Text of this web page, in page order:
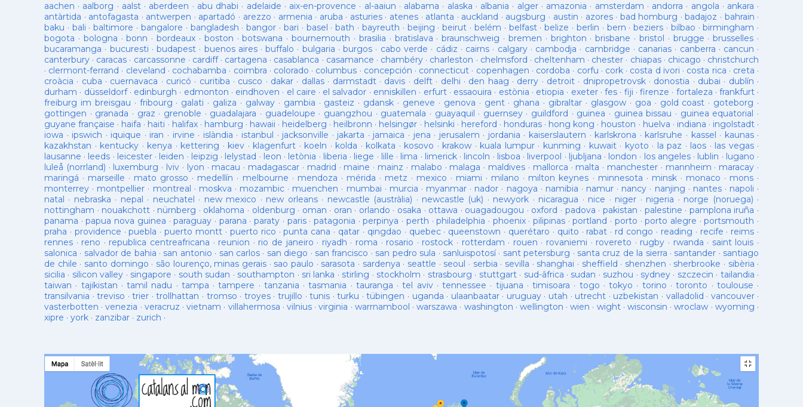
aachen · aalborg · aalst· aberdeen · abu dhabi · adelaide · aix-en-provence · al-aaiun · alabama · alaska · albania · alger· amazonia · amsterdam · andorra · angola · ankara ·
antàrtida · antofagasta · antwerpen · apartadó · arezzo · armenia · aruba · asturies· atenes · atlanta · auckland · augsburg · austin · azores· bad homburg ·badajoz · bahrain ·
baku · bali ·baltimore · bangalore · bangladesh ·bangor · bari · basel ·bath · bayreuth · beijing ·beirut · belém · belfast·belize · berlin · bern ·beziers · bilbao ·birmingham ·
bogota · bologna ·bonn ·bordeaux · boston ·botswana ·bournemouth · brasilia · bratislava ·braunschweig · bremen · brighton ·brisbane · bristol · brugge ·brusselles ·
bucaramanga · bucuresti · budapest · buenos aires·buffalo · bulgaria ·burgos · cabo verde · cádiz · cairns · calgary· cambodja · cambridge · canarias · canberra · cancun ·
canterbury · caracas · carcassonne · cardiff· cartagena · casablanca · casamance · chambéry · charleston · chelmsford · cheltenham · chester · chiapas· chicago · christchurch
· clermont-ferrand · cleveland · cochabamba · coimbra · colorado · columbus · concepción · connecticut · copenhagen · cordoba · corfu · cork · costa d ivori · costa rica · creta ·
croàcia · cuba · cuernavaca · curicó · curitiba · cusco · dakar · dallas· darmstadt· davis · delft· delhi · den haag · derry · detroit· dnipropetrovsk· donostia · dubai · dublín ·
durham · düsseldorf· edinburgh · edmonton · eindhoven · el caire · el salvador · enniskillen · erfurt· essaouira · estònia · etiopia · exeter· fes · fiji · firenze · fortaleza · frankfurt ·
freiburg im breisgau · fribourg · galati · galiza · galway· gambia · gasteiz · gdansk · geneve · genova · gent· ghana · gibraltar · glasgow· goa · gold coast · goteborg ·
gottingen · granada · graz · grenoble · guadalajara · guadeloupe · guangzhou · guatemala · guayaquil · guernsey· guildford · guinea · guinea bissau · guinea equatorial ·
guyane française · haifa · haiti · halifax· hamburg · hawaii · heidelberg · heilbronn · helsingør · helsinki · hereford · honduras· hong kong · houston · huelva · indiana · ingolstadt·
iowa · ipswich · iquique · iran · irvine · islàndia · istanbul · jacksonville · jakarta · jamaica · jena · jerusalem · jordania · kaiserslautern · karlskrona · karlsruhe · kassel · kaunas·
kazakhstan · kentucky · kenya · kettering · kiev · klagenfurt · koeln · kolda · kolkata · kosovo · krakow · kuala lumpur· kunming · kuwait· kyoto · la paz · laos · las vegas·
lausanne · leeds · leicester· leiden · leipzig · lelystad · leon · letònia · liberia · liege · lille · lima · limerick· lincoln · lisboa · liverpool · ljubljana · london · los angeles· lublin · lugano ·
luleå (norrland) · luxemburg · lviv · lyon · macau · madagascar · madrid · maine · mainz · malabo · malaga · maldives · mallorca · malta · manchester · mannheim · maracay ·
maringá · marseille · mato grosso · medellín · melbourne · mendoza · mérida · metz · mexico · miami · milano · milton keynes · minnesota · minsk· monaco · mons ·
monterrey · montpellier · montreal · moskva · mozambic · muenchen · mumbai · murcia · myanmar · nador · nagoya · namibia · namur · nancy · nanjing · nantes· napoli ·
natal · nebraska · nepal · neuchatel · new mexico · new orleans· newcastle (austràlia) · newcastle (uk) · newyork · nicaragua · nice · niger · nigeria · norge (noruega) ·
nottingham · nouakchott · nürnberg · oklahoma · oldenburg · oman · oran · orlando · osaka · ottawa · ouagadougou · oxford · padova · pakistan · palestine · pamplona iruña ·
panama ·papua nova guinea ·paraguay · parana ·paraty · paris· patagonia ·perpinya · perth ·philadelphia · phoenix·pilipinas ·portland · porto ·porto alegre ·portsmouth ·
praha · providence ·puebla ·puerto montt · puerto rico ·punta cana · qatar · qingdao · quebec· queenstown · querétaro · quito · rabat · rd congo · reading · recife · reims ·
rennes · reno · republica centreafricana · reunion · rio de janeiro · riyadh · roma · rosario · rostock · rotterdam · rouen · rovaniemi · rovereto · rugby · rwanda · saint louis ·
salonica · salvador de bahia · san antonio · san carlos · san diego · san francisco · san pedro sula · sanluispotosí· sant petersburg · santa cruz de la sierra · santander · santiago
de chile · santo domingo · são lourenço, minas gerais· sao paulo · sarasota · sardenya · seattle · seoul · serbia · sevilla · shanghai · sheffield · shenzhen · sherbrooke · sibèria ·
sicilia · silicon valley · singapore · south sudan · southampton · sri lanka · stirling · stockholm · strasbourg · stuttgart· sud-âfrica · sudan · suzhou · sydney · szczecin · tailandia ·
taiwan · tajikistan ·tamil nadu · tampa ·tampere · tanzania ·tasmania · tauranga ·tel aviv·tennessee · tijuana ·timisoara · togo ·tokyo · torino ·toronto · toulouse ·
transilvania ·treviso ·trier ·trollhattan · tromso · troyes· trujillo ·tunis ·turku ·tübingen · uganda · ulaanbaatar· uruguay· utah · utrecht · uzbekistan · valladolid · vancouver·
vasterbotten ·venezia · veracruz ·vietnam · villahermosa · vilnius·virginia · warrnambool ·warszawa · washington · wellington ·wien · wight·wisconsin ·wroclaw · wyoming ·
xipre · york · zanzibar · zurich ·